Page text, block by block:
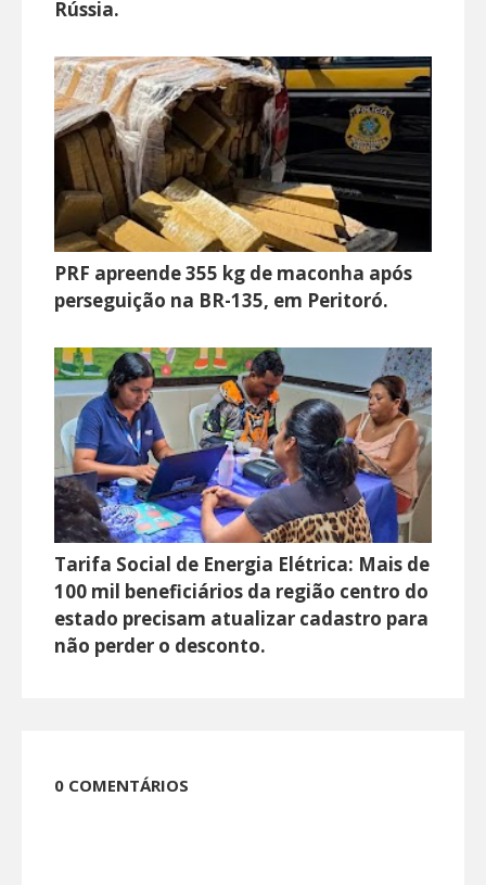
Rússia.
PRF apreende 355 kg de maconha após
perseguição na BR-135, em Peritoró.
Tarifa Social de Energia Elétrica: Mais de
100 mil beneficiários da região centro do
estado precisam atualizar cadastro para
não perder o desconto.
0 COMENTÁRIOS